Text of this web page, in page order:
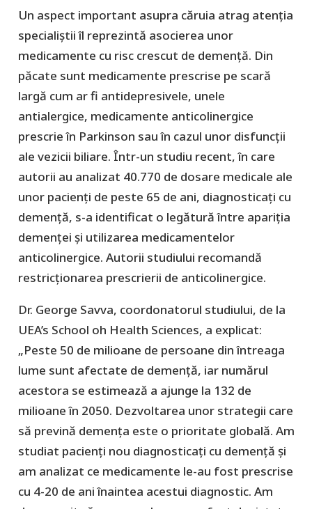
Un aspect important asupra căruia atrag atenția
specialiștii îl reprezintă asocierea unor
medicamente cu risc crescut de demență. Din
păcate sunt medicamente prescrise pe scară
largă cum ar fi antidepresivele, unele
antialergice, medicamente anticolinergice
prescrie în Parkinson sau în cazul unor disfuncții
ale vezicii biliare. Într-un studiu recent, în care
autorii au analizat 40.770 de dosare medicale ale
unor pacienți de peste 65 de ani, diagnosticați cu
demență, s-a identificat o legătură între apariția
demenței și utilizarea medicamentelor
anticolinergice. Autorii studiului recomandă
restricționarea prescrierii de anticolinergice.
Dr. George Savva, coordonatorul studiului, de la
UEA’s School oh Health Sciences, a explicat:
„Peste 50 de milioane de persoane din întreaga
lume sunt afectate de demență, iar numărul
acestora se estimează a ajunge la 132 de
milioane în 2050. Dezvoltarea unor strategii care
să prevină demența este o prioritate globală. Am
studiat pacienți nou diagnosticați cu demență și
am analizat ce medicamente le-au fost prescrise
cu 4-20 de ani înaintea acestui diagnostic. Am